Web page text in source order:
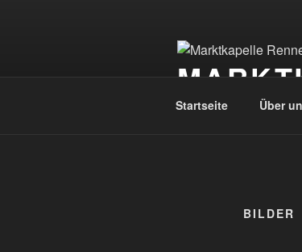
Startseite Über
BILDER